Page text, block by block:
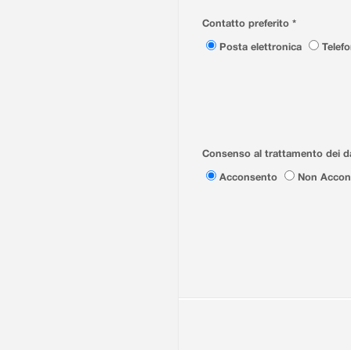
Contatto preferito *
Posta elettronica
Consenso al trattamento dei
Acconsento
Non